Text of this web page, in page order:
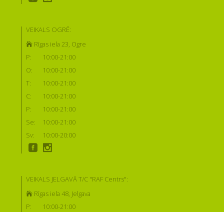
VEIKALS OGRĒ:
Rīgas iela 23, Ogre
P:
10:00-21:00
O:
10:00-21:00
T:
10:00-21:00
C:
10:00-21:00
P:
10:00-21:00
Se:
10:00-21:00
Sv:
10:00-20:00
VEIKALS JELGAVĀ T/C "RAF Centrs":
Rīgas iela 48, Jelgava
P:
10:00-21:00